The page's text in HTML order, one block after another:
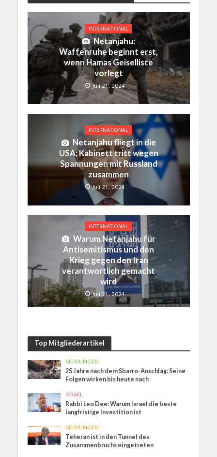
INTERNATIONAL
Netanjahu:
Waffenruhe beginnt erst,
wenn Hamas Geiselliste
vorlegt
Juli 21, 2024
INTERNATIONAL
Netanjahu fliegt in die
USA; Kabinett tritt wegen
Spannungen mit Russland
zusammen
Juli 21, 2024
INTERNATIONAL
Warum Netanjahu für
Antisemitismus und den
Krieg gegen den Iran
verantwortlich gemacht
wird
Juli 21, 2024
Top Mitgliederartikel
MEINUNGEN
25 Jahre nach dem Sbarro-Anschlag: Seine
Folgen wirken bis heute nach
ISRAEL
Rabbi Leo Dee: Warum Israel die beste
langfristige Investition ist
MEINUNGEN
Teheran ist in den Tunnel des
Zusammenbruchs eingetreten